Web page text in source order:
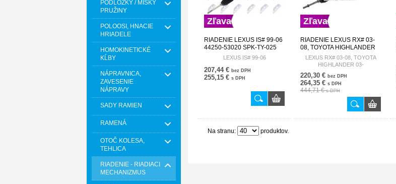
PODLOŽKY / MISKY
PRUŽINY
POLOOSI, HNACIE
HRIADELE
HOMOKINETICKÉ
KĹBY
NÁPRAVNICA,
ZAVESENIE
NÁPRAVY
SADY RAMIEN
RAMENÁ
OTOČ KOLESA,
TEHLICA
RIADENIE - RIADIACI
MECHANIZMUS
Zľava
RIADENIE LEXUS IS# 99-06
44250-53020 SPK-TY-025
LEXUS IS# 99-06
207,44 € bez DPH
255,15 € s DPH
Zľava
RIADENIE LEXUS RX# 03-
08, TOYOTA HIGHLANDER
03- 44200-48090 SPK-TY-
LEXUS RX# 03-08, TOYOTA
HIGHLANDER 03-
220,30 € bez DPH
264,35 € s DPH
444,71 €s DPH
Na stranu: produktov.